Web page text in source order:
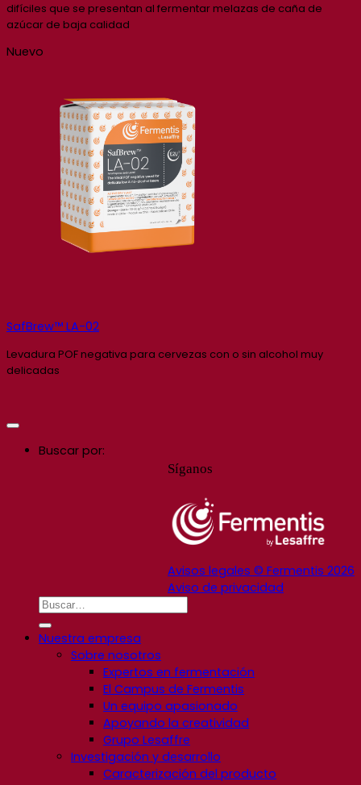
difíciles que se presentan al fermentar melazas de caña de
azúcar de baja calidad
Nuevo
SafBrew™ LA-02
Levadura POF negativa para cervezas con o sin alcohol muy
delicadas
Síganos
Avisos legales © Fermentis 2026
Aviso de privacidad
Buscar por:
Nuestra empresa
Sobre nosotros
Expertos en fermentación
El Campus de Fermentis
Un equipo apasionado
Apoyando la creatividad
Grupo Lesaffre
Investigación y desarrollo
Caracterización del producto